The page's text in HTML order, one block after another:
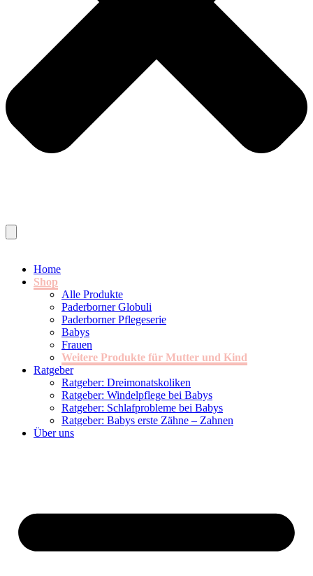
Home
Shop
Alle Produkte
Paderborner Globuli
Paderborner Pflegeserie
Babys
Frauen
Weitere Produkte für Mutter und Kind
Ratgeber
Ratgeber: Dreimonatskoliken
Ratgeber: Windelpflege bei Babys
Ratgeber: Schlafprobleme bei Babys
Ratgeber: Babys erste Zähne – Zahnen
Über uns